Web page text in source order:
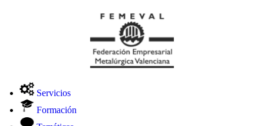
Servicios
Formación